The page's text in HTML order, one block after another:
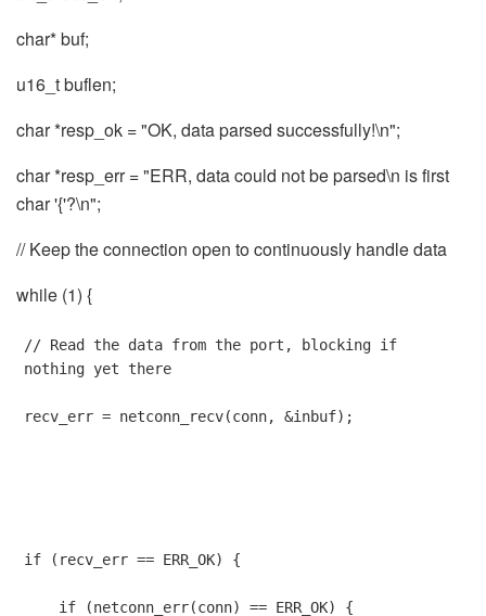
char* buf;
u16_t buflen;
char *resp_ok = "OK, data parsed successfully!\n";
char *resp_err = "ERR, data could not be parsed\n is first
char '{'?\n";
// Keep the connection open to continuously handle data
while (1) {
// Read the data from the port, blocking if
nothing yet there
recv_err = netconn_recv(conn, &inbuf);
if (recv_err == ERR_OK) {